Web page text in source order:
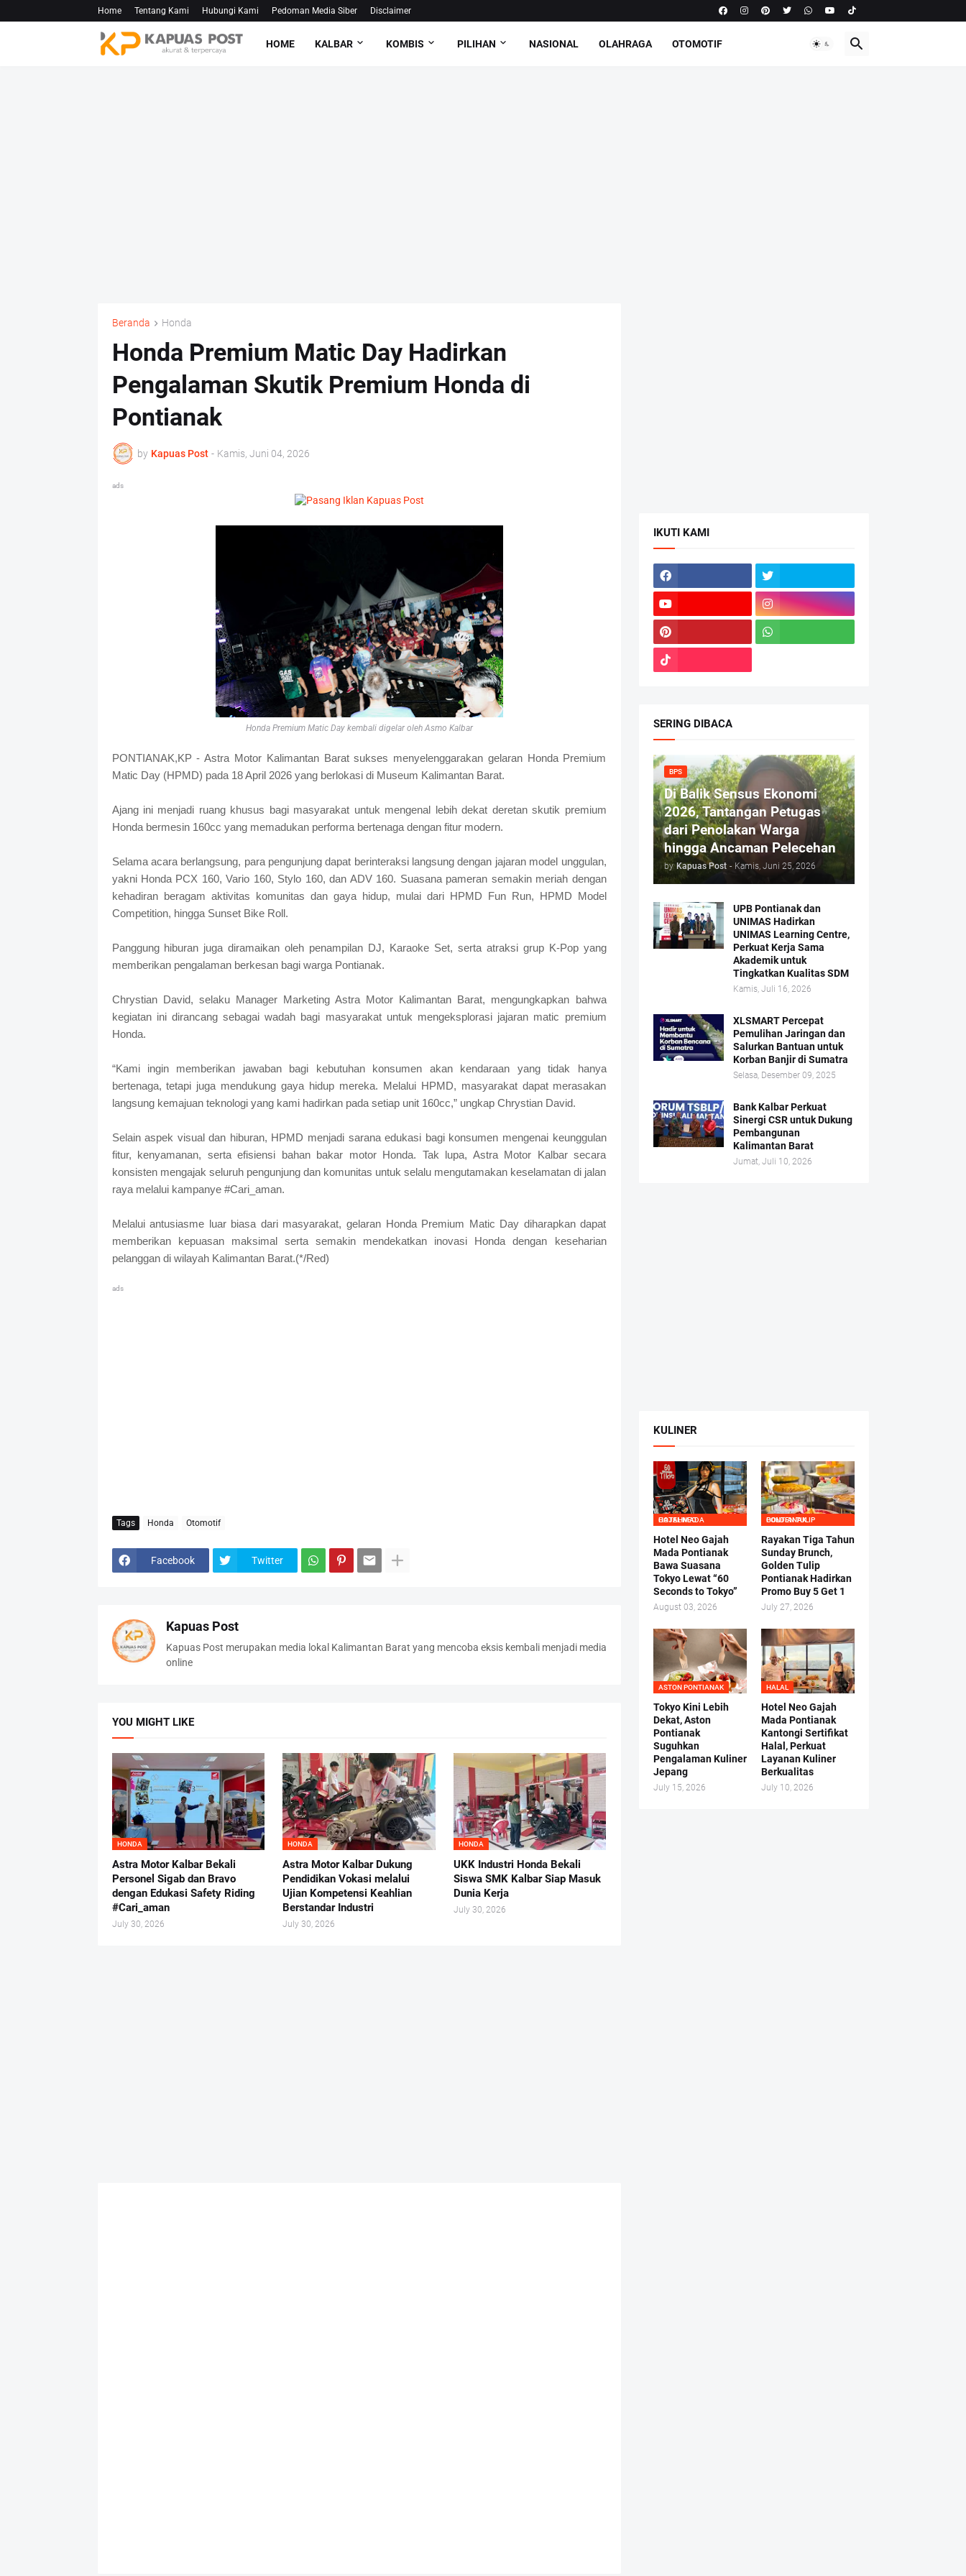
Home Tentang Kami Hubungi Kami Pedoman Media Siber Disclaimer
HOME KALBAR KOMBIS PILIHAN NASIONAL OLAHRAGA OTOMOTIF
Beranda Honda
Honda Premium Matic Day Hadirkan
Pengalaman Skutik Premium Honda di
Pontianak
by Kapuas Post - Kamis, Juni 04, 2026
ads
Honda Premium Matic Day kembali digelar oleh Asmo Kalbar
PONTIANAK,KP - Astra Motor Kalimantan Barat sukses menyelenggarakan gelaran Honda Premium
Matic Day (HPMD) pada 18 April 2026 yang berlokasi di Museum Kalimantan Barat.
Ajang ini menjadi ruang khusus bagi masyarakat untuk mengenal lebih dekat deretan skutik premium
Honda bermesin 160cc yang memadukan performa bertenaga dengan fitur modern.
Selama acara berlangsung, para pengunjung dapat berinteraksi langsung dengan jajaran model unggulan,
yakni Honda PCX 160, Vario 160, Stylo 160, dan ADV 160. Suasana pameran semakin meriah dengan
kehadiran beragam aktivitas komunitas dan gaya hidup, mulai dari HPMD Fun Run, HPMD Model
Competition, hingga Sunset Bike Roll.
Panggung hiburan juga diramaikan oleh penampilan DJ, Karaoke Set, serta atraksi grup K-Pop yang
memberikan pengalaman berkesan bagi warga Pontianak.
Chrystian David, selaku Manager Marketing Astra Motor Kalimantan Barat, mengungkapkan bahwa
kegiatan ini dirancang sebagai wadah bagi masyarakat untuk mengeksplorasi jajaran matic premium
Honda.
“Kami ingin memberikan jawaban bagi kebutuhan konsumen akan kendaraan yang tidak hanya
bertenaga, tetapi juga mendukung gaya hidup mereka. Melalui HPMD, masyarakat dapat merasakan
langsung kemajuan teknologi yang kami hadirkan pada setiap unit 160cc,” ungkap Chrystian David.
Selain aspek visual dan hiburan, HPMD menjadi sarana edukasi bagi konsumen mengenai keunggulan
fitur, kenyamanan, serta efisiensi bahan bakar motor Honda. Tak lupa, Astra Motor Kalbar secara
konsisten mengajak seluruh pengunjung dan komunitas untuk selalu mengutamakan keselamatan di jalan
raya melalui kampanye #Cari_aman.
Melalui antusiasme luar biasa dari masyarakat, gelaran Honda Premium Matic Day diharapkan dapat
memberikan kepuasan maksimal serta semakin mendekatkan inovasi Honda dengan keseharian
pelanggan di wilayah Kalimantan Barat.(*/Red)
ads
Tags Honda Otomotif
Facebook Twitter
Kapuas Post
Kapuas Post merupakan media lokal Kalimantan Barat yang mencoba eksis kembali menjadi media
online
YOU MIGHT LIKE
HONDA
Astra Motor Kalbar Bekali
Personel Sigab dan Bravo
dengan Edukasi Safety Riding
#Cari_aman
July 30, 2026
HONDA
Astra Motor Kalbar Dukung
Pendidikan Vokasi melalui
Ujian Kompetensi Keahlian
Berstandar Industri
July 30, 2026
HONDA
UKK Industri Honda Bekali
Siswa SMK Kalbar Siap Masuk
Dunia Kerja
July 30, 2026
IKUTI KAMI
SERING DIBACA
BPS
Di Balik Sensus Ekonomi
2026, Tantangan Petugas
dari Penolakan Warga
hingga Ancaman Pelecehan
by Kapuas Post - Kamis, Juni 25, 2026
UPB Pontianak dan
UNIMAS Hadirkan
UNIMAS Learning Centre,
Perkuat Kerja Sama
Akademik untuk
Tingkatkan Kualitas SDM
Kamis, Juli 16, 2026
XLSMART Percepat
Pemulihan Jaringan dan
Salurkan Bantuan untuk
Korban Banjir di Sumatra
Selasa, Desember 09, 2025
Bank Kalbar Perkuat
Sinergi CSR untuk Dukung
Pembangunan
Kalimantan Barat
Jumat, Juli 10, 2026
KULINER
HOTEL NEO GAJAHMADA
Hotel Neo Gajah
Mada Pontianak
Bawa Suasana
Tokyo Lewat “60
Seconds to Tokyo”
August 03, 2026
GOLDEN TULIP PONTIANAK
Rayakan Tiga Tahun
Sunday Brunch,
Golden Tulip
Pontianak Hadirkan
Promo Buy 5 Get 1
July 27, 2026
ASTON PONTIANAK
Tokyo Kini Lebih
Dekat, Aston
Pontianak
Suguhkan
Pengalaman Kuliner
Jepang
July 15, 2026
HALAL
Hotel Neo Gajah
Mada Pontianak
Kantongi Sertifikat
Halal, Perkuat
Layanan Kuliner
Berkualitas
July 10, 2026